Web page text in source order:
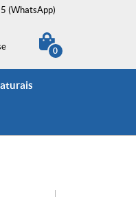
(WhatsApp)
0